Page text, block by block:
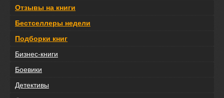
Отзывы на книги
Бестселлеры недели
Подборки книг
Бизнес-книги
Боевики
Детективы